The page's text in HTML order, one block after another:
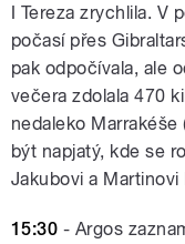
I Tereza zrychlila. V
počasí přes
pak odpočívala, ale
večera zdolala 470
nedaleko Marrakéše
být napjatý, kde se
Jakubovi a
15:30 - Argos